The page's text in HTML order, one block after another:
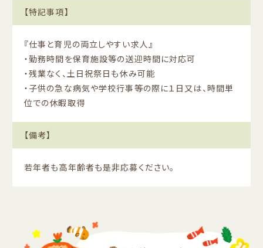
【特記事項】
『仕事と育児の両立しやすい求人』
・勤務時間を保育施設等の送迎時間に対応可
・残業なく、土日祝祭日も休み可能
・子供の急な病気や学校行事等の際に１日又は、時間単
位での休暇取得
【備考】
若年者も高年齢者も是非応募ください。